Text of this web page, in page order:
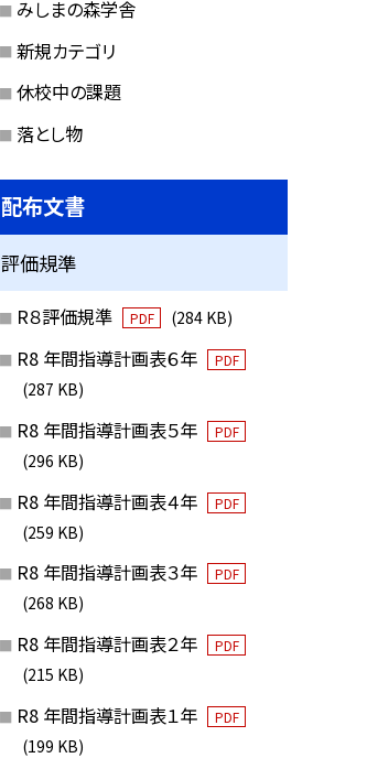
みしまの森学舎
新規カテゴリ
休校中の課題
落とし物
配布文書
評価規準
R８評価規準 PDF (284 KB)
R8 年間指導計画表６年 PDF
(287 KB)
R8 年間指導計画表５年 PDF
(296 KB)
R8 年間指導計画表４年 PDF
(259 KB)
R8 年間指導計画表３年 PDF
(268 KB)
R8 年間指導計画表２年 PDF
(215 KB)
R8 年間指導計画表１年 PDF
(199 KB)